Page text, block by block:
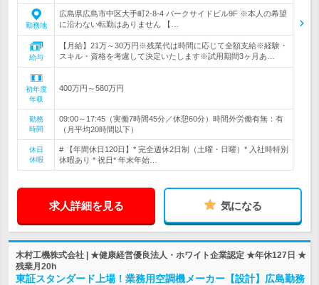
勤務地
広島県広島市中区大手町2-8-4 パークサイドビル9F ※本人の希望
に沿わない転勤はありません 【…
給与
【月給】21万～30万円※残業代は時間に応じて全額支給※経験・
スキル・資格を考慮して決定いたします※試用期間3ヶ月あ…
初年度
年収
400万円～580万円
勤務
時間
09:00～17:45（実働7時間45分／休憩60分）時間外労働有無：有
（月平均20時間以下）
休日
休暇
# 【年間休日120日】* 完全週休2日制（土曜・日曜）* 入社時特別
休暇あり * 祝日* 年末年始…
求人詳細を見る 気になる
木村工機株式会社 | ★健康経営優良法人・ホワイト企業認定 ★年休127日 ★
残業月20h
東証スタンダード上場！業務用空調機メーカー【設計】広島勤務